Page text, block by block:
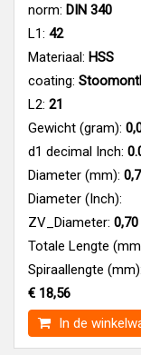
norm: DIN 340
L1: 42
Materiaal: HSS
coating:
L2: 21
Gewicht (gram):
d1 decimal Inch:
Diameter (mm):
Diameter (Inch):
ZV_Diameter: 0,70
Totale Lengte
Spiraallengte (mm):
€ 18,56
In de